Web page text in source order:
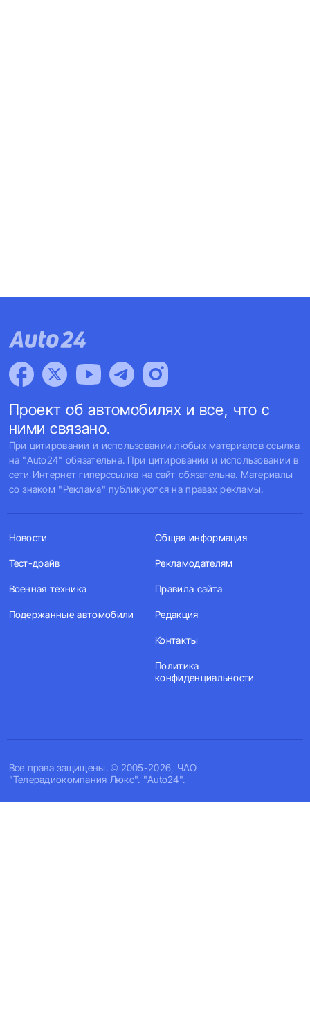
Проект об автомобилях и все, что с
ними связано.
При цитировании и использовании любых материалов ссылка
на "Auto24" обязательна. При цитировании и использовании в
сети Интернет гиперссылка на сайт обязательна. Материалы
со знаком "Реклама" публикуются на правах рекламы.
Все права защищены. © 2005-2026, ЧАО
"Телерадиокомпания Люкс". "Auto24".
Новости
Тест-драйв
Военная техника
Подержанные автомобили
Общая информация
Рекламодателям
Правила сайта
Редакция
Контакты
Политика
конфиденциальности